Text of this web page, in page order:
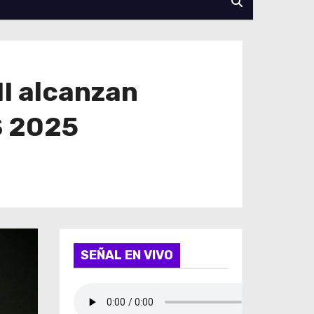
alcanzan
2025
SEÑAL EN VIVO